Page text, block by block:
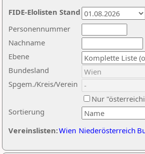
Nachname
Ebene
Sortierung
Personennummer
Bundesland
Spgem./Kreis/Verein
Nur
Vereinslisten:Wien Niederösterreich
FIDE-Elolisten Stand